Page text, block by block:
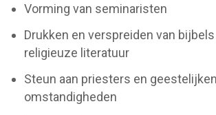
Vorming van seminaristen
Drukken en verspreiden van
religieuze literatuur
Steun aan priesters en
omstandigheden